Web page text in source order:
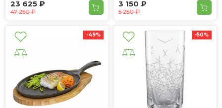
23 625 ₽
47 250 ₽
3 150 ₽
5 250 ₽
-49% -50%